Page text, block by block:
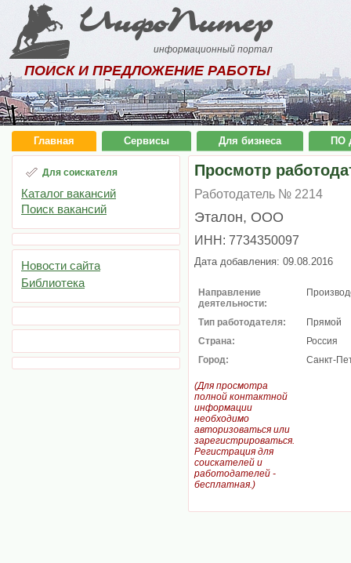
ИнфоПитер
информационный портал
ПОИСК И ПРЕДЛОЖЕНИЕ РАБОТЫ
Главная Сервисы Для бизнеса ПО
Для соискателя
Каталог вакансий
Поиск вакансий
Новости сайта
Библиотека
Просмотр
Работодатель № 2214
Эталон, ООО
ИНН: 7734350097
Дата добавления: 09.08.2016
Направление
деятельности:
Тип работодателя:
Прямой
Страна:
Россия
Город:
Санкт-
(Для просмотра
полной контактной
информации
необходимо
авторизоваться или
зарегистрироваться.
Регистрация для
соискателей и
работодателей -
бесплатная.)